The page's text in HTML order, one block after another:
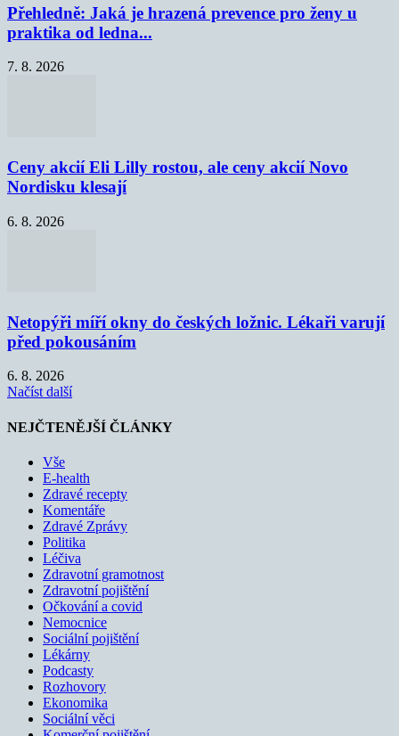
Přehledně: Jaká je hrazená prevence pro ženy u
praktika od ledna...
7. 8. 2026
Ceny akcií Eli Lilly rostou, ale ceny akcií Novo
Nordisku klesají
6. 8. 2026
Netopýři míří okny do českých ložnic. Lékaři varují
před pokousáním
6. 8. 2026
Načíst další
NEJČTENĚJŠÍ ČLÁNKY
Vše
E-health
Zdravé recepty
Komentáře
Zdravé Zprávy
Politika
Léčiva
Zdravotní gramotnost
Zdravotní pojištění
Očkování a covid
Nemocnice
Sociální pojištění
Lékárny
Podcasty
Rozhovory
Ekonomika
Sociální věci